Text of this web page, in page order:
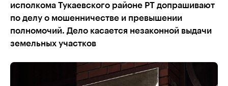
исполкома Тукаевского районе РТ допрашивают
по делу о мошенничестве и превышении
полномочий. Дело касается незаконной выдачи
земельных участков